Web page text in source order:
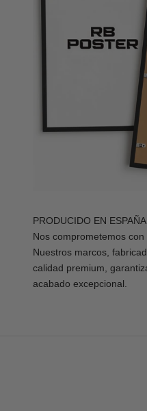
PRODUCIDO EN ESPAÑA
Nos comprometemos
Nuestros marcos,
calidad premium,
acabado excepcional.